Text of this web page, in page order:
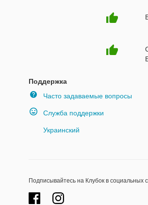
Поддержка
Часто задаваемые вопросы
Служба поддержки
Украинский
Подписывайтесь на Клубок в социальных